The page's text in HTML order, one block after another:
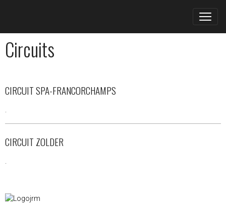
Circuits
CIRCUIT SPA-FRANCORCHAMPS
CIRCUIT ZOLDER